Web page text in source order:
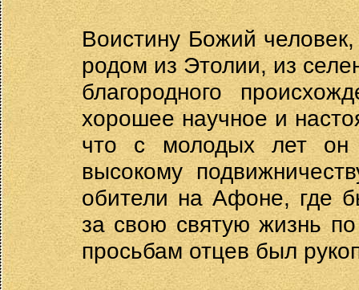
Воистину Божий
родом из Этолии, из
благородного
хорошее научное и
что с молодых лет
высокому
обители на Афоне, где
за свою святую жизнь
просьбам отцев был